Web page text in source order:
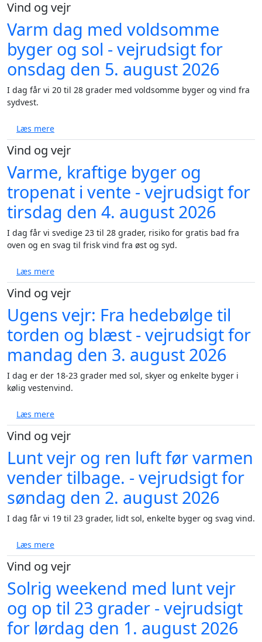
Vind og vejr
Varm dag med voldsomme
byger og sol - vejrudsigt for
onsdag den 5. august 2026
I dag får vi 20 til 28 grader med voldsomme byger og vind fra
sydvest.
Læs mereom Varm dag med voldsomme byger og sol -
Vind og vejr
Varme, kraftige byger og
tropenat i vente - vejrudsigt for
tirsdag den 4. august 2026
I dag får vi svedige 23 til 28 grader, risiko for gratis bad fra
oven og en svag til frisk vind fra øst og syd.
Læs mereom Varme, kraftige byger og tropenat i vente -
Vind og vejr
Ugens vejr: Fra hedebølge til
torden og blæst - vejrudsigt for
mandag den 3. august 2026
I dag er der 18-23 grader med sol, skyer og enkelte byger i
kølig vestenvind.
Læs mereom Ugens vejr: Fra hedebølge til torden og blæst -
Vind og vejr
Lunt vejr og ren luft før varmen
vender tilbage. - vejrudsigt for
søndag den 2. august 2026
I dag får vi 19 til 23 grader, lidt sol, enkelte byger og svag vind.
Læs mereom Lunt vejr og ren luft før varmen vender tilbage.
Vind og vejr
Solrig weekend med lunt vejr
og op til 23 grader - vejrudsigt
for lørdag den 1. august 2026